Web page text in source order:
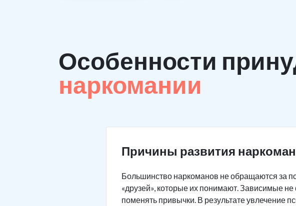
Особенности
наркомании
Причины развития
Большинство наркоманов не обращаются за
«друзей», которые их понимают. Зависимые
поменять привычки. В результате увлечение